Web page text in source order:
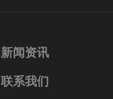
新闻资讯
联系我们